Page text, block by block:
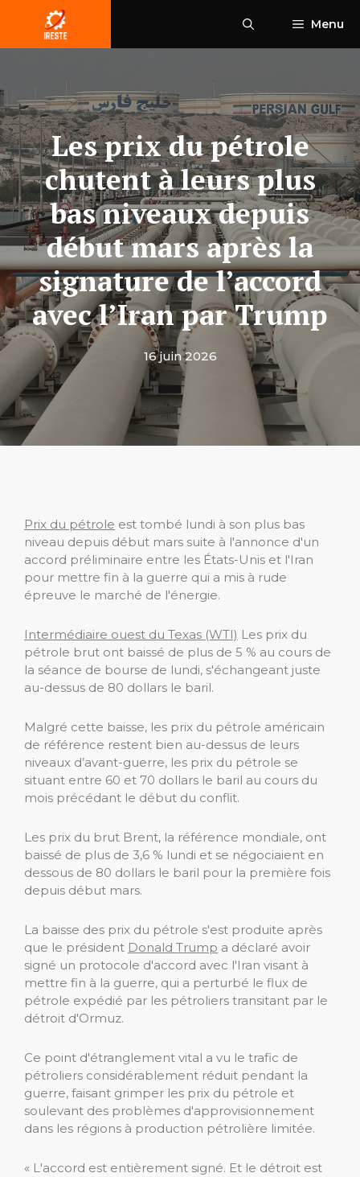
contenu
Menu
Les prix du pétrole
chutent à leurs plus
bas niveaux depuis
début mars après la
signature de l’accord
avec l’Iran par Trump
16 juin 2026
Prix ​​du pétrole est tombé lundi à son plus bas
niveau depuis début mars suite à l'annonce d'un
accord préliminaire entre les États-Unis et l'Iran
pour mettre fin à la guerre qui a mis à rude
épreuve le marché de l'énergie.
Intermédiaire ouest du Texas (WTI) Les prix du
pétrole brut ont baissé de plus de 5 % au cours de
la séance de bourse de lundi, s'échangeant juste
au-dessus de 80 dollars le baril.
Malgré cette baisse, les prix du pétrole américain
de référence restent bien au-dessus de leurs
niveaux d’avant-guerre, les prix du pétrole se
situant entre 60 et 70 dollars le baril au cours du
mois précédant le début du conflit.
Les prix du brut Brent, la référence mondiale, ont
baissé de plus de 3,6 % lundi et se négociaient en
dessous de 80 dollars le baril pour la première fois
depuis début mars.
La baisse des prix du pétrole s'est produite après
que le président Donald Trump a déclaré avoir
signé un protocole d'accord avec l'Iran visant à
mettre fin à la guerre, qui a perturbé le flux de
pétrole expédié par les pétroliers transitant par le
détroit d'Ormuz.
Ce point d'étranglement vital a vu le trafic de
pétroliers considérablement réduit pendant la
guerre, faisant grimper les prix du pétrole et
soulevant des problèmes d'approvisionnement
dans les régions à production pétrolière limitée.
« L'accord est entièrement signé. Et le détroit est